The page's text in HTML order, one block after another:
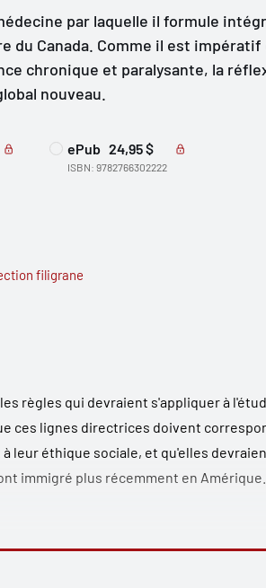
par laquelle il formule
du Canada. Comme il est
chronique et paralysante, la
nouveau.
ePub 24,95 $
ISBN: 9782766302222
filigrane
règles qui devraient s'appliquer à
ces lignes directrices doivent
leur éthique sociale, et qu'elles
immigré plus récemment en